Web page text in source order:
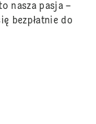
nasza pasja –
bezpłatnie do